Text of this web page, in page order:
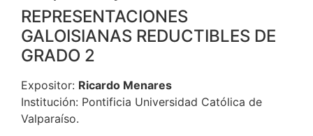
REPRESENTACIONES
GALOISIANAS REDUCTIBLES DE
GRADO 2
Expositor: Ricardo Menares
Institución: Pontificia Universidad Católica de
Valparaíso.